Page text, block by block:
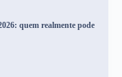
quem realmente pode